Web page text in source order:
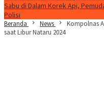
Sabu di Dalam Korek Api,
Polisi
Beranda News
Kompolnas
saat Libur Nataru 2024